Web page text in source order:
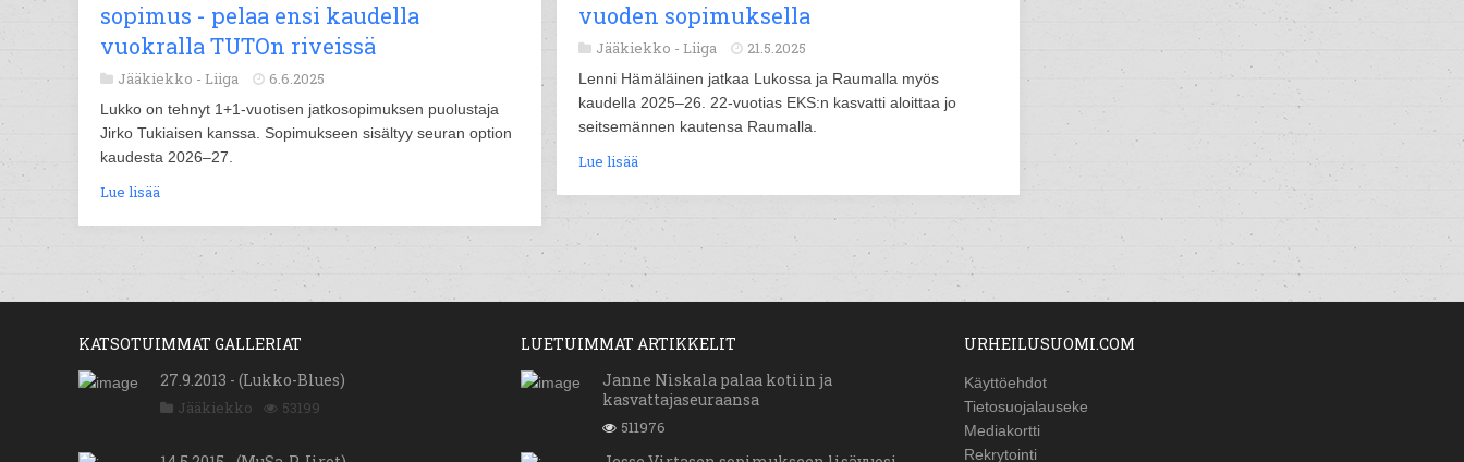
sopimus - pelaa ensi kaudella
vuokralla TUTOn riveissä
Jääkiekko - Liiga 6.6.2025
Lukko on tehnyt 1+1-vuotisen jatkosopimuksen puolustaja
Jirko Tukiaisen kanssa. Sopimukseen sisältyy seuran option
kaudesta 2026–27.
Lue lisää
vuoden sopimuksella
Jääkiekko - Liiga 21.5.2025
Lenni Hämäläinen jatkaa Lukossa ja Raumalla myös
kaudella 2025–26. 22-vuotias EKS:n kasvatti aloittaa jo
seitsemännen kautensa Raumalla.
Lue lisää
KATSOTUIMMAT GALLERIAT
27.9.2013 - (Lukko-Blues)
Jääkiekko 53199
LUETUIMMAT ARTIKKELIT
Janne Niskala palaa kotiin ja
kasvattajaseuraansa
511976
URHEILUSUOMI.COM
Käyttöehdot
Tietosuojalauseke
Mediakortti
Rekrytointi